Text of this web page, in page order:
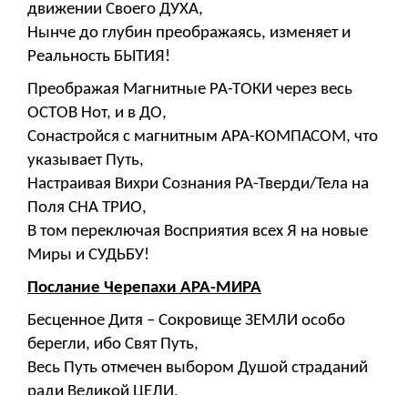
движении Своего ДУХА,
Нынче до глубин преображаясь, изменяет и
Реальность БЫТИЯ!
Преображая Магнитные РА-ТОКИ через весь
ОСТОВ Нот, и в ДО,
Сонастройся с магнитным АРА-КОМПАСОМ, что
указывает Путь,
Настраивая Вихри Сознания РА-Тверди/Тела на
Поля СНА ТРИО,
В том переключая Восприятия всех Я на новые
Миры и СУДЬБУ!
Послание Черепахи АРА-МИРА
Бесценное Дитя – Сокровище ЗЕМЛИ особо
берегли, ибо Свят Путь,
Весь Путь отмечен выбором Душой страданий